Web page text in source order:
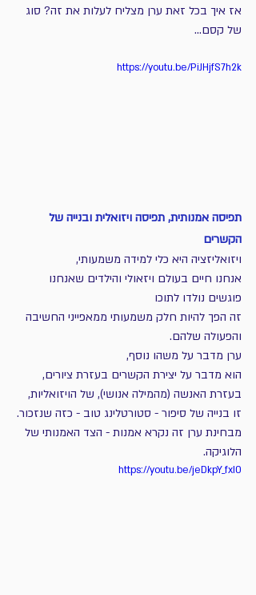
אז איך בכל זאת ערן מצליח לעלות את זה? סוג
של קסם...
https://youtu.be/PiJHjfS7h2k
תפיסה אמנותית, תפיסה ויזואלית ובנייה של
הקשרים
ויזואליזציה היא כלי למידה משמעותי,
אנחנו חיים בעולם ויזאולי והילדים שאנחנו
פוגשים נולדו לתוכו
זה הפך להיות חלק משמעותי ממאפייני החשיבה
והפעולה שלהם.
ערן מדבר על משהו נוסף,
הוא מדבר על יצירת הקשרים בעזרת ציורים,
בעזרת האנשה (מהמילה אנושי), של הויזואליות,
זו בנייה של סיפור - סטורטלינג טוב - כזה שנזכור.
מבחינת ערן זה נקרא אמנות - הצד האמנותי של
הלוגיקה.
https://youtu.be/jeDkpY_fxI0